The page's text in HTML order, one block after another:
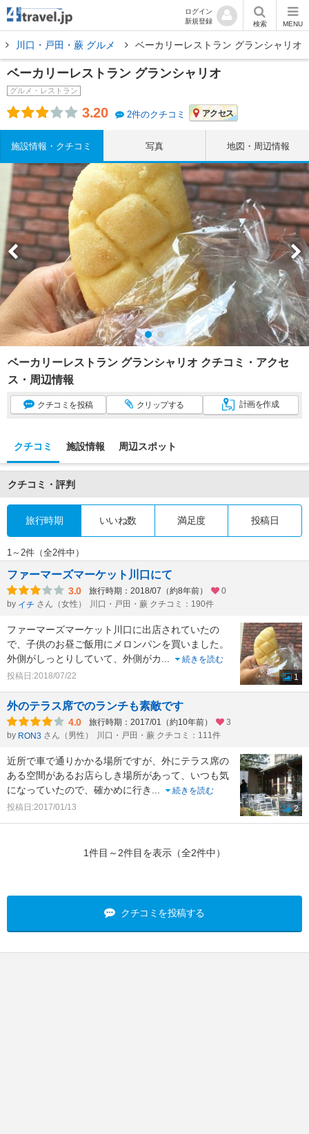
ログイン
新規登録
検索 MENU
川口・戸田・蕨 グルメ ベーカリーレストラン グランシャリオ
ベーカリーレストラン グランシャリオ
グルメ・レストラン
3.20 2件のクチコミ アクセス
施設情報・クチコミ 写真 地図・周辺情報
ベーカリーレストラン グランシャリオ クチコミ・アクセ
ス・周辺情報
クチコミ を投稿 クリップする 計画を作成
クチコミ 施設情報 周辺スポット
クチコミ・評判
旅行時期 いいね数 満足度 投稿日
1～2件（全2件中）
ファーマーズマーケット川口にて
3.0 旅行時期：2018/07（約8年前）
0
by イチ さん（女性） 川口・戸田・蕨 クチコミ：190件
ファーマーズマーケット川口に出店されていたの
で、子供のお昼ご飯用にメロンパンを買いました。
外側がしっとりしていて、外側がカ...
続きを読む
投稿日:2018/07/22
1
外のテラス席でのランチも素敵です
4.0 旅行時期：2017/01（約10年前）
3
by RON3 さん（男性） 川口・戸田・蕨 クチコミ：111件
近所で車で通りかかる場所ですが、外にテラス席の
ある空間があるお店らしき場所があって、いつも気
になっていたので、確かめに行き ...
続きを読む
投稿日:2017/01/13
2
1件目～2件目を表示（全2件中）
クチコミを投稿する